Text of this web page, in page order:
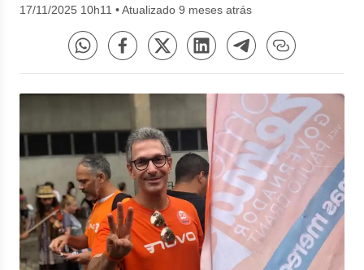
17/11/2025 10h11 •Atualizado 9 meses atrás